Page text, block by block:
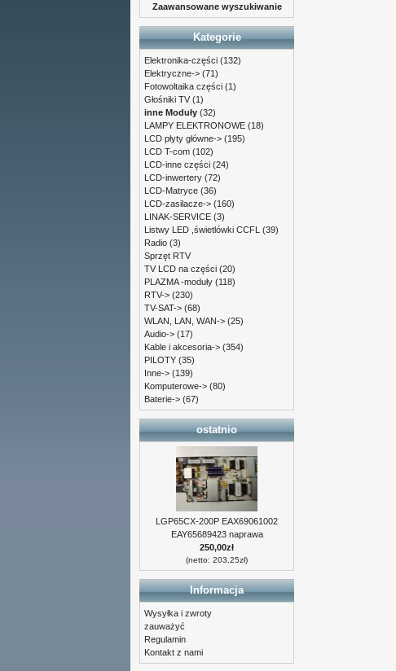
Zaawansowane wyszukiwanie
Kategorie
Elektronika-części (132)
Elektryczne-> (71)
Fotowoltaika części (1)
Głośniki TV (1)
inne Moduły (32)
LAMPY ELEKTRONOWE (18)
LCD płyty główne-> (195)
LCD T-com (102)
LCD-inne części (24)
LCD-inwertery (72)
LCD-Matryce (36)
LCD-zasilacze-> (160)
LINAK-SERVICE (3)
Listwy LED ,świetlówki CCFL
(39)
Radio (3)
Sprzęt RTV
TV LCD na części (20)
PLAZMA -moduły (118)
RTV-> (230)
TV-SAT-> (68)
WLAN, LAN, WAN-> (25)
Audio-> (17)
Kable i akcesoria-> (354)
PILOTY (35)
Inne-> (139)
Komputerowe-> (80)
Baterie-> (67)
ostatnio
LGP65CX-200P EAX69061002
EAY65689423 naprawa
250,00zł
(netto: 203,25zł)
Informacja
Wysyłka i zwroty
zauważyć
Regulamin
Kontakt z nami